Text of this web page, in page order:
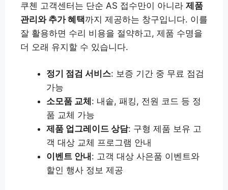
쿠첸 고객센터는 단순 AS 접수만이 아니라 제품
관리와 추가 혜택까지 제공하는 창구입니다. 이를
잘 활용하면 수리 비용을 절약하고, 제품 수명을
더 오래 유지할 수 있습니다.
정기 점검 서비스: 보증 기간 중 무료 점검
가능
소모품 교체 : 내솥, 패킹, 전원 코드 등 정
품 교체 가능
제품 업그레이드 상담: 구형 제품 보유 고
객 대상 교체 프로그램 안내
이벤트 안내 : 고객 대상 사은품 이벤트와
할인 행사 정보 제공